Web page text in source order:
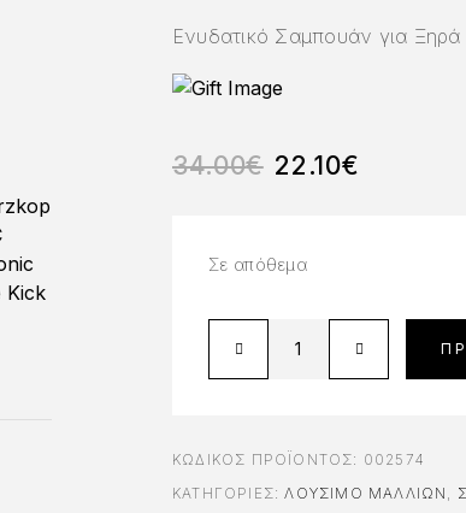
Ενυδατικό Σαμπουάν για
34.00€ 22.10€
Σε απόθεμα
ΚΩΔΙΚΌΣ ΠΡΟΪΌΝΤΟΣ: 002574
ΚΑΤΗΓΟΡΊΕΣ:ΛΟΎΣΙΜΟ ΜΑΛΛΙΏΝ ,